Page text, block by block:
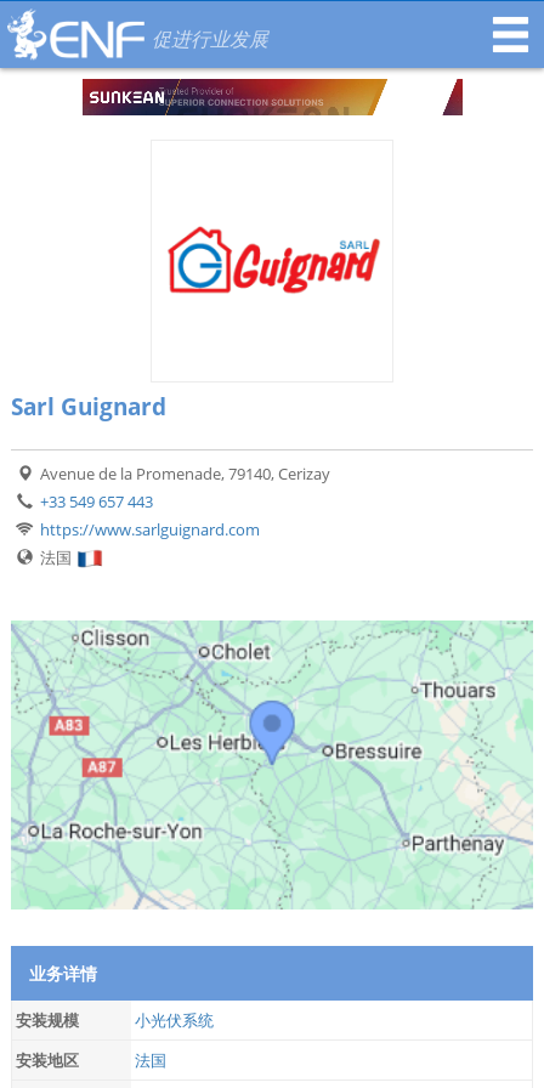
促进行业发展
Sarl Guignard
Avenue de la Promenade, 79140, Cerizay
+33 549 657 443
https://www.sarlguignard.com
法国
业务详情
安装规模
小光伏系统
安装地区
法国